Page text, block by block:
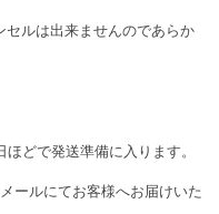
ルは出来ませんのであらか
どで発送準備に入ります。
ールにてお客様へお届けいた